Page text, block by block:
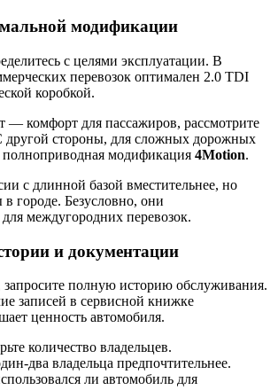
модификации
с целями эксплуатации. В
перевозок оптимален 2.0 TDI
коробкой.
— комфорт для пассажиров, рассмотрите
стороны, для сложных дорожных
полноприводная модификация 4Motion.
с длинной базой вместительнее, но
городе. Безусловно, они
междугородних перевозок.
и документации
полную историю обслуживания.
записей в сервисной книжке
ценность автомобиля.
количество владельцев.
два владельца предпочтительнее.
ли автомобиль для